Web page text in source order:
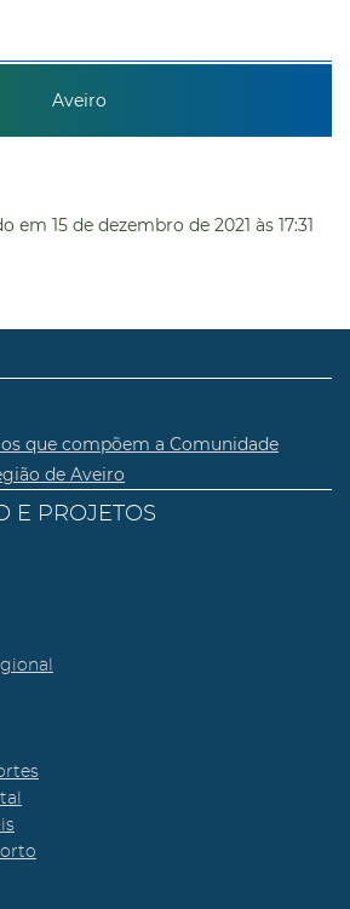
Aveiro
em 15 de dezembro de 2021 às 17:31
que compõem a Comunidade
de Aveiro
E PROJETOS